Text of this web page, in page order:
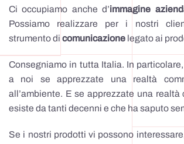
Ci occupiamo anche d’immagine
Possiamo realizzare per i nostri
strumento di comunicazione legato ai
Consegniamo in tutta Italia. In
a noi se apprezzate una realtà
all’ambiente. E se apprezzate una realtà
esiste da tanti decenni e che ha saputo
Se i nostri prodotti vi possono